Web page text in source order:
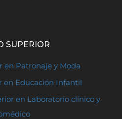
SUPERIOR
en Patronaje y Moda
en Educación Infantil
en Laboratorio clínico y